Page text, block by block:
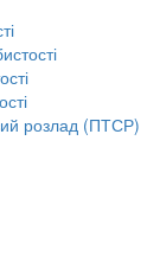
розлад (ПТСР)